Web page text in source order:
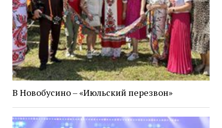
В Новобусино – «Июльский перезвон»